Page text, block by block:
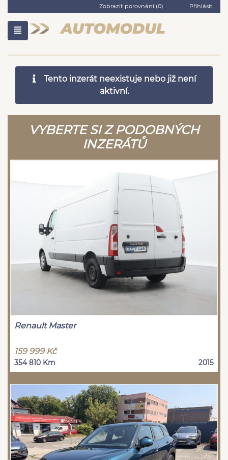
Zobrazit porovnání (0) Přihlásit
Tento inzerát neexistuje nebo již není
aktivní.
VYBERTE SI Z PODOBNÝCH
INZERÁTŮ
Renault Master
159 999 Kč
354 810 Km 2015